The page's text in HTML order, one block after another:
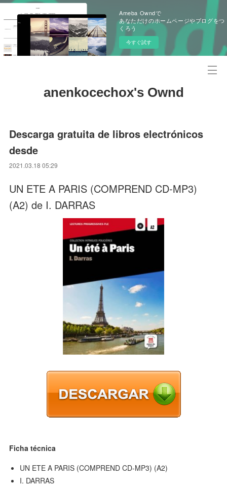
Ameba Owndで
あなただけのホームページやブログをつ
くろう
今すぐ試す
anenkocechox's Ownd
Descarga gratuita de libros electrónicos
desde
2021.03.18 05:29
UN ETE A PARIS (COMPREND CD-MP3)
(A2) de I. DARRAS
Ficha técnica
UN ETE A PARIS (COMPREND CD-MP3) (A2)
I. DARRAS